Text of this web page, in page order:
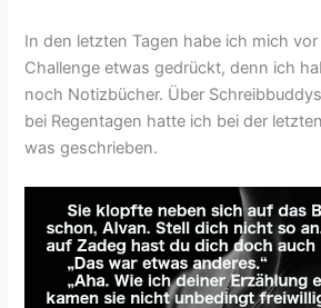
In den letzten Tagen habe ich mich
Challenge etwas gedrückt, denn ich
noch Notizbücher. Über
bei Regentagen hatte ich bei der
was geschrieben.